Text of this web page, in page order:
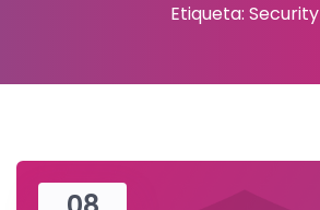
Etiqueta: Security